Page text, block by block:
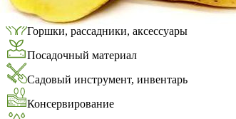
Газонные травы, сидераты
Горшки, рассадники, аксессуары
Посадочный материал
Садовый инструмент, инвентарь
Консервирование